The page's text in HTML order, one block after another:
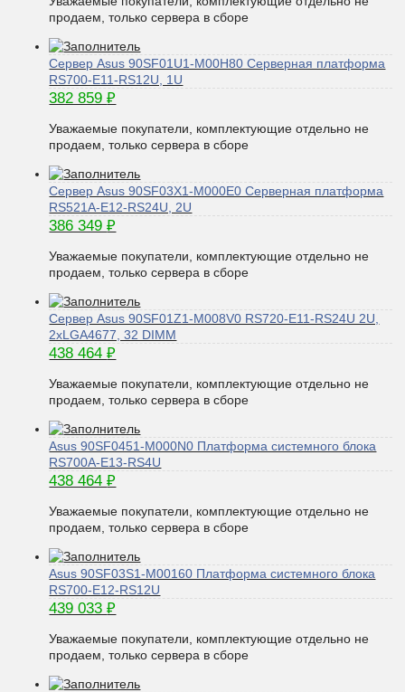
продаем, только сервера в сборе
Сервер Asus 90SF01U1-M00H80 Серверная платформа
RS700-E11-RS12U, 1U
382 859₽
Уважаемые покупатели, комплектующие отдельно не
продаем, только сервера в сборе
Сервер Asus 90SF03X1-M000E0 Серверная платформа
RS521A-E12-RS24U, 2U
386 349₽
Уважаемые покупатели, комплектующие отдельно не
продаем, только сервера в сборе
Сервер Asus 90SF01Z1-M008V0 RS720-E11-RS24U 2U,
2xLGA4677, 32 DIMM
438 464₽
Уважаемые покупатели, комплектующие отдельно не
продаем, только сервера в сборе
Asus 90SF0451-M000N0 Платформа системного блока
RS700A-E13-RS4U
438 464₽
Уважаемые покупатели, комплектующие отдельно не
продаем, только сервера в сборе
Asus 90SF03S1-M00160 Платформа системного блока
RS700-E12-RS12U
439 033₽
Уважаемые покупатели, комплектующие отдельно не
продаем, только сервера в сборе